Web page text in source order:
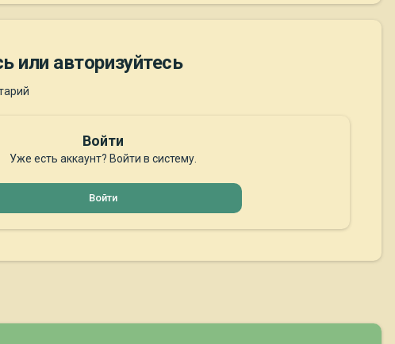
или авторизуйтесь
Войти
Уже есть аккаунт? Войти в систему.
Войти